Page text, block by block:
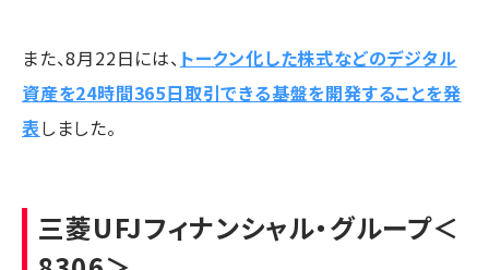
また、8月22日には、 トークン化した株式などのデジタル
資産を24時間365日取引できる基盤を開発することを発
表しました。
三菱UFJフィナンシャル・グループ＜